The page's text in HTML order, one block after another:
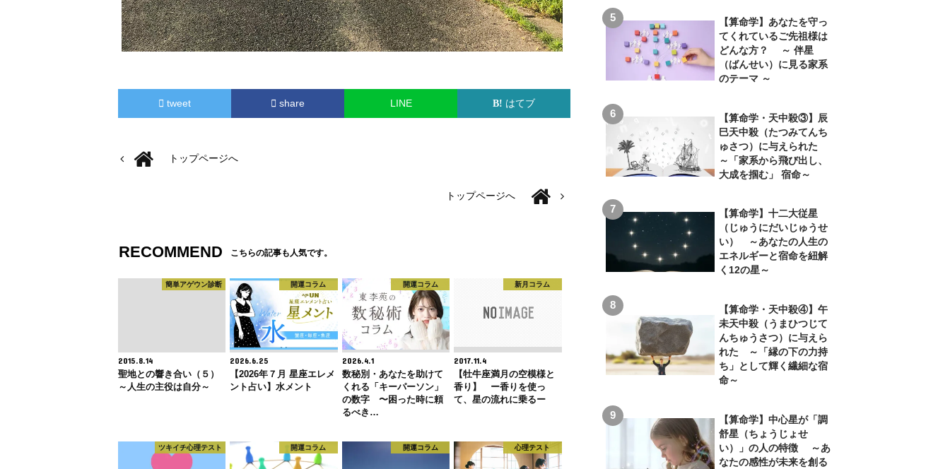
tweet share LINE はてブ
トップページへ
トップページへ
RECOMMEND こちらの記事も人気です。
簡単アゲウン診断
2015.8.14
聖地との響き合い（５）
～人生の主役は自分～
開運コラム
2026.6.25
【2026年７月 星座エレメ
ント占い】水メント
開運コラム
2026.4.1
数秘別・あなたを助けて
くれる「キーパーソン」
の数字 〜困った時に頼
るべき…
新月コラム
2017.11.4
【牡牛座満月の空模様と
香り】 ー香りを使っ
て、星の流れに乗るー
ツキイチ心理テスト 開運コラム 開運コラム 心理テスト
【算命学】あなたを守っ
てくれているご先祖様は
どんな方？ ～ 伴星
（ばんせい）に見る家系
のテーマ ～
【算命学・天中殺③】辰
巳天中殺（たつみてんち
ゅさつ）に与えられた
～「家系から飛び出し、
大成を掴む」 宿命～
【算命学】十二大従星
（じゅうにだいじゅうせ
い） ～あなたの人生の
エネルギーと宿命を紐解
く12の星～
【算命学・天中殺④】午
未天中殺（うまひつじて
んちゅうさつ）に与えら
れた ～「縁の下の力持
ち」として輝く繊細な宿
命～
【算命学】中心星が「調
舒星（ちょうじょせ
い）」の人の特徴 ～あ
なたの感性が未来を創る